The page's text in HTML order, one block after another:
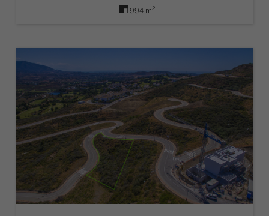
994 m2